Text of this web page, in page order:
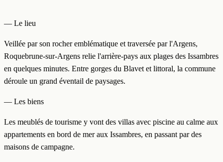
— Le lieu
Veillée par son rocher emblématique et traversée par l'Argens,
Roquebrune-sur-Argens relie l'arrière-pays aux plages des Issambres
en quelques minutes. Entre gorges du Blavet et littoral, la commune
déroule un grand éventail de paysages.
— Les biens
Les meublés de tourisme y vont des villas avec piscine au calme aux
appartements en bord de mer aux Issambres, en passant par des
maisons de campagne.